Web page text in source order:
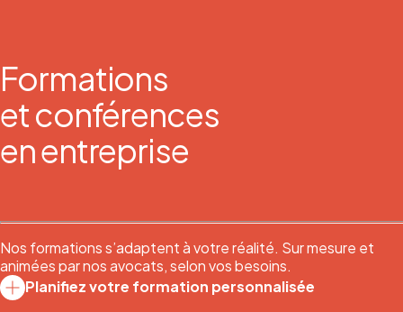
Formations
et conférences
en entreprise
Nos formations s’adaptent à votre réalité. Sur mesure et
animées par nos avocats, selon vos besoins.
Planifiez votre formation personnalisée